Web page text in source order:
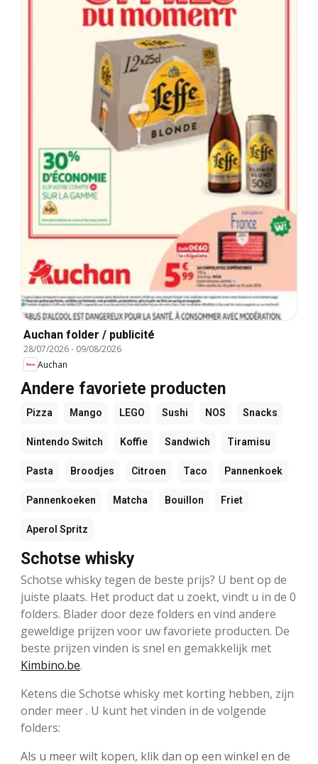
Auchan folder / publicité
28/07/2026- 09/08/2026
Auchan
Andere favoriete producten
Pizza Mango LEGO Sushi NOS Snacks
Nintendo Switch Koffie Sandwich Tiramisu
Pasta Broodjes Citroen Taco Pannenkoek
Pannenkoeken Matcha Bouillon Friet
Aperol Spritz
Schotse whisky
Schotse whisky tegen de beste prijs? U bent op de
juiste plaats. Het product dat u zoekt, vindt u in de 0
folders. Blader door deze folders en vind andere
geweldige prijzen voor uw favoriete producten. De
beste prijzen vinden is snel en gemakkelijk met
Kimbino.be.
Ketens die Schotse whisky met korting hebben, zijn
onder meer . U kunt het vinden in de volgende
folders:
Als u meer wilt kopen, klik dan op een winkel en de